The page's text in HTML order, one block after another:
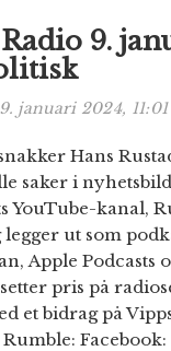
9.
9. januari 2024, 11:01
Hans
saker i
YouTube-kanal,
legger ut som
Apple Podcasts
pris på
et bidrag på
Rumble: